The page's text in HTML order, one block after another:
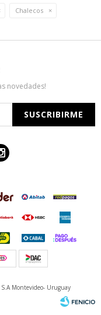
Chalecos
novedades!
SUSCRIBIRME
Montevideo- Uruguay